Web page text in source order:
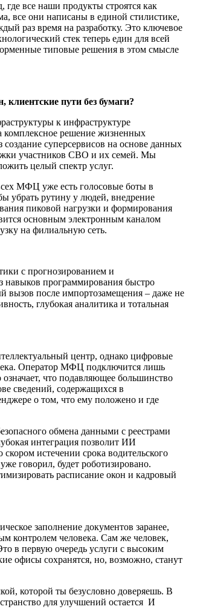
все наши продукты строятся как
все они написаны в единой стилистике,
раз время на разработку. Это ключевое
стек теперь един для всей
типовые решения в этом смысле
пути без бумаги?
к инфраструктуре
комплексное решение жизненных
суперсервисов на основе данных
участников СВО и их семей. Мы
целый спектр услуг.
МФЦ уже есть голосовые боты в
убрать рутину у людей, внедрение
пиковой нагрузки и формирования
основным электронным каналом
на филиальную сеть.
с прогнозированием и
навыков программирования быстро
вызов после импортозамещения – даже не
глубокая аналитика и тотальная
центр, однако цифровые
Оператор МФЦ подключится лишь
что подавляющее большинство
сведений, содержащихся в
о том, что ему положено и где
обмена данными с реестрами
интеграция позволит ИИ
истечении срока водительского
говорил, будет роботизировано.
расписание окон и кадровый
заполнение документов заранее,
контролем человека. Сам же человек,
в первую очередь услуги с высоким
офисы сохранятся, но, возможно, станут
которой ты безусловно доверяешь. В
для улучшений остается И